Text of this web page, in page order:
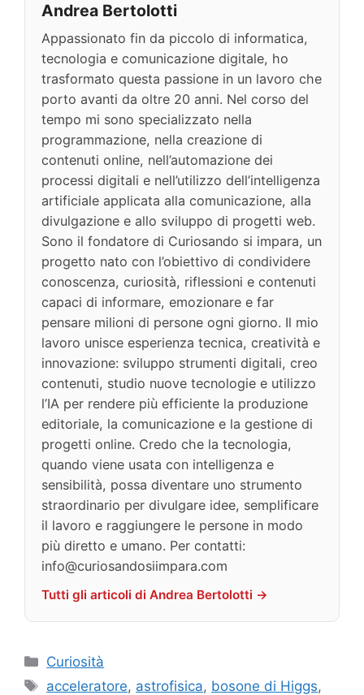
Andrea Bertolotti
Appassionato fin da piccolo di informatica,
tecnologia e comunicazione digitale, ho
trasformato questa passione in un lavoro che
porto avanti da oltre 20 anni. Nel corso del
tempo mi sono specializzato nella
programmazione, nella creazione di
contenuti online, nell’automazione dei
processi digitali e nell’utilizzo dell’intelligenza
artificiale applicata alla comunicazione, alla
divulgazione e allo sviluppo di progetti web.
Sono il fondatore di Curiosando si impara, un
progetto nato con l’obiettivo di condividere
conoscenza, curiosità, riflessioni e contenuti
capaci di informare, emozionare e far
pensare milioni di persone ogni giorno. Il mio
lavoro unisce esperienza tecnica, creatività e
innovazione: sviluppo strumenti digitali, creo
contenuti, studio nuove tecnologie e utilizzo
l’IA per rendere più efficiente la produzione
editoriale, la comunicazione e la gestione di
progetti online. Credo che la tecnologia,
quando viene usata con intelligenza e
sensibilità, possa diventare uno strumento
straordinario per divulgare idee, semplificare
il lavoro e raggiungere le persone in modo
più diretto e umano. Per contatti:
info@curiosandosiimpara.com
Tutti gli articoli di Andrea Bertolotti →
Categorie
Curiosità
Tag
acceleratore, astrofisica, bosone di Higgs,